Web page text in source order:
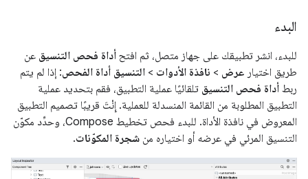
البدء
للبدء، انشر تطبيقك على جهاز متصل، ثم افتح أداة فحص التنسيق عن
طريق اختيار عرض > نافذة الأدوات > التنسيق أداة الفحص: إذا لم يتم
ربط أداة فحص التنسيق تلقائيًا عملية التطبيق، فقم بتحديد عملية
التطبيق المطلوبة من القائمة المنسدلة للعملية. إِنْتَ قريبًا تصميم التطبيق
المعروض في نافذة الأداة. للبدء فحص تخطيط Compose، وحدِّد مكوّن
التنسيق المرئي في عرضه أو اختياره من شجرة المكوّنات.